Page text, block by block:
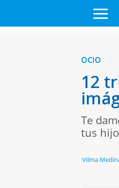
OCIO
12
Te
tus
Vilma